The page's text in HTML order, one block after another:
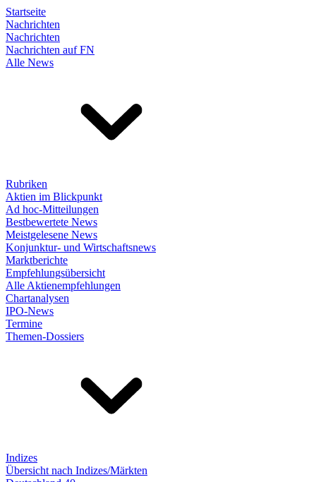
Startseite
Nachrichten
Nachrichten
Nachrichten auf FN
Alle News
Rubriken
Aktien im Blickpunkt
Ad hoc-Mitteilungen
Bestbewertete News
Meistgelesene News
Konjunktur- und Wirtschaftsnews
Marktberichte
Empfehlungsübersicht
Alle Aktienempfehlungen
Chartanalysen
IPO-News
Termine
Themen-Dossiers
Indizes
Übersicht nach Indizes/Märkten